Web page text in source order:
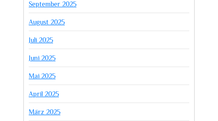
September 2025
August 2025
Juli 2025
Juni 2025
Mai 2025
April 2025
März 2025